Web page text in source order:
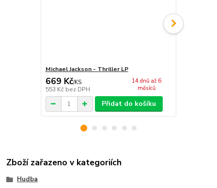
Michael Jackson - Thriller LP
669 Kč/KS
553 Kč bez DPH
14 dnů až 6
měsíců
Přidat do košíku
Zboží zařazeno v kategoriích
Hudba